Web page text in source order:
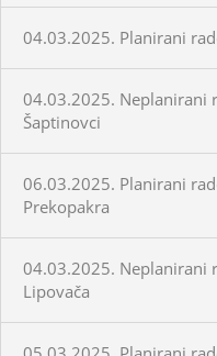
04.03.2025. Planirani
04.03.2025. Neplanirani
Šaptinovci
06.03.2025. Planirani
Prekopakra
04.03.2025. Neplanirani
Lipovača